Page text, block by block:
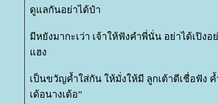
ดูแลกันอย่าได้ป๋า
มีหยังมากะเว่า เจ้าให้ฟังคำพี่นั่น อย่าได้เปิง
ฮง
เป็นขวัญค้ำใส่กัน ให้มั่งให้มี ลูกเต้าดีเชื่อฟัง
เด้อนางเด้อ”